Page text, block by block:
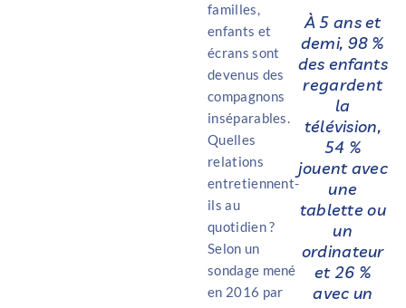
familles,
enfants et
écrans sont
devenus des
compagnons
inséparables.
Quelles
relations
entretiennent-
ils au
quotidien ?
Selon un
sondage mené
en 2016 par
À 5 ans et
demi, 98 %
des enfants
regardent
la
télévision,
54 %
jouent avec
une
tablette ou
un
ordinateur
et 26 %
avec un